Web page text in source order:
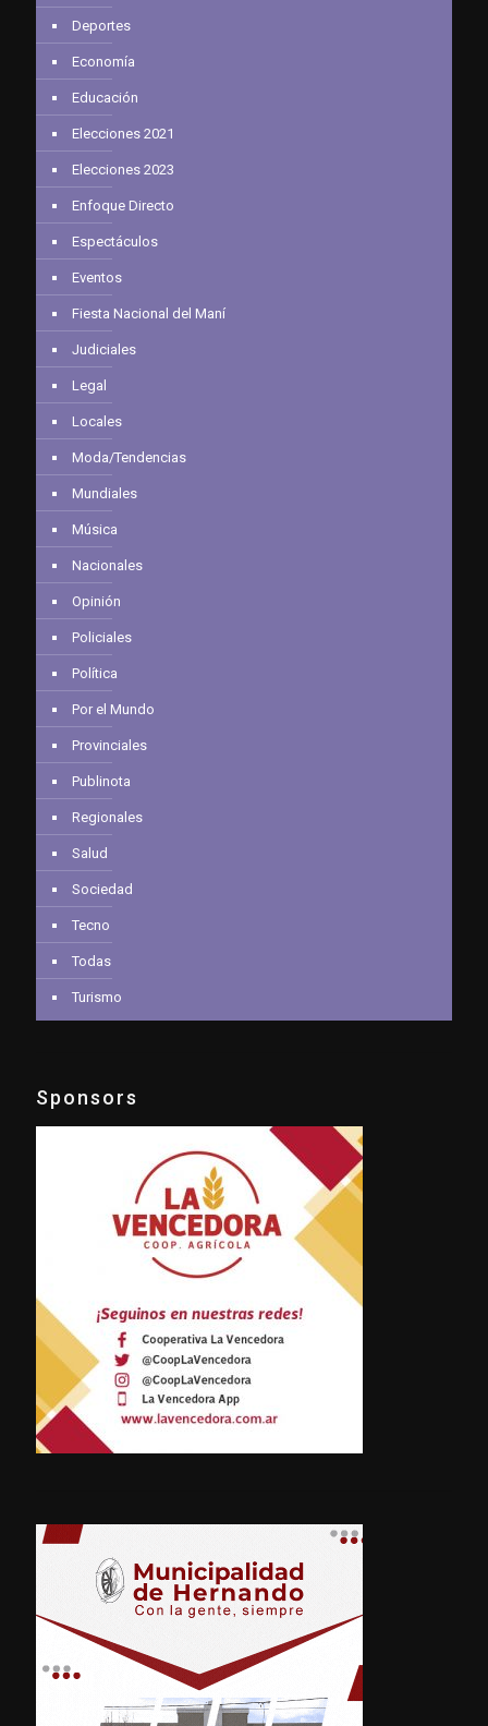
Deportes
Economía
Educación
Elecciones 2021
Elecciones 2023
Enfoque Directo
Espectáculos
Eventos
Fiesta Nacional del Maní
Judiciales
Legal
Locales
Moda/Tendencias
Mundiales
Música
Nacionales
Opinión
Policiales
Política
Por el Mundo
Provinciales
Publinota
Regionales
Salud
Sociedad
Tecno
Todas
Turismo
Sponsors